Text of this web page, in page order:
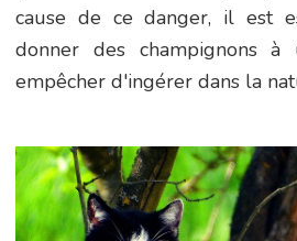
cause de ce danger, il est
donner des champignons
empêcher d'ingérer dans la